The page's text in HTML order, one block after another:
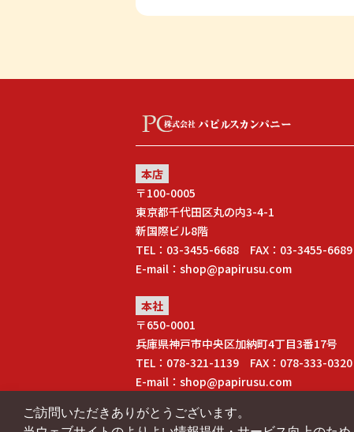
ご訪問いただきありがとうございます。
本店
〒100-0005
東京都千代田区丸の内3-4-1
新国際ビル8階
TEL：03-3455-6688 FAX：03-3455-6689
E-mail：shop@papirusu.com
本社
〒650-0001
兵庫県神戸市中央区加納町4丁目3番17号
TEL：078-321-1139 FAX：078-333-0320
E-mail：shop@papirusu.com